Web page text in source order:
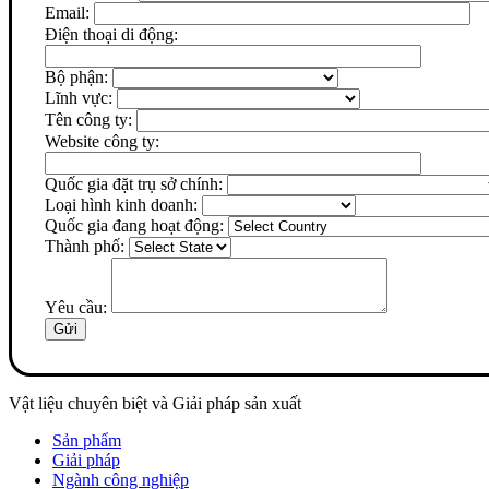
Email:
Điện thoại di động:
Bộ phận:
Lĩnh vực:
Tên công ty:
Website công ty:
Quốc gia đặt trụ sở chính:
Loại hình kinh doanh:
Quốc gia đang hoạt động:
Thành phố:
Yêu cầu:
Vật liệu chuyên biệt và Giải pháp sản xuất
Sản phẩm
Giải pháp
Ngành công nghiệp